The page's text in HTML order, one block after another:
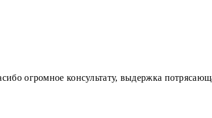
огромное консультату, выдержка